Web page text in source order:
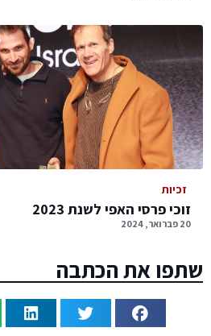
זכיות
זוכי פרסי האפי לשנת 2023
20 פברואר, 2024
שתפו את הכתבה